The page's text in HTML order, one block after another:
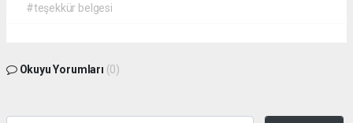
#teşekkür belgesi
Okuyu Yorumları (0)